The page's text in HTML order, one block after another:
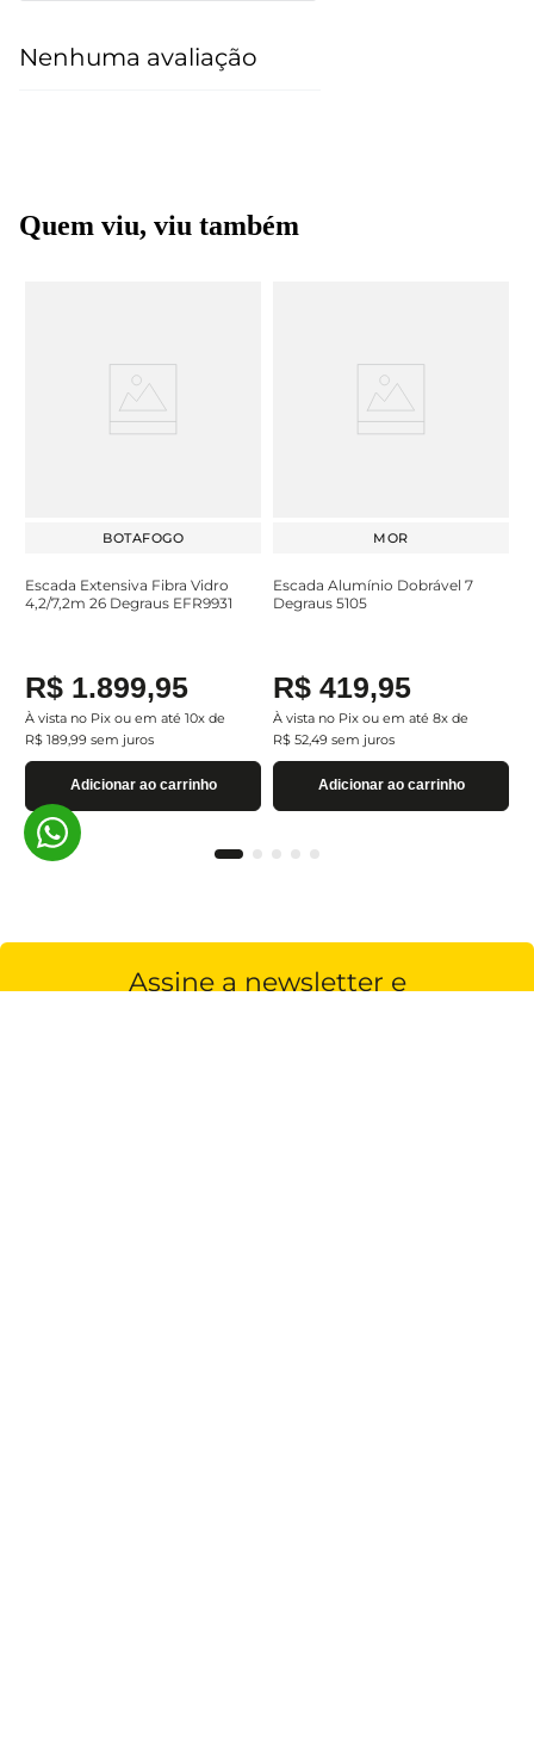
Nenhuma avaliação
Quem viu, viu também
BOTAFOGO
Escada Extensiva Fibra Vidro
4,2/7,2m 26 Degraus EFR9931
R$ 1.899,95
À vista no Pix ou em até 10x de
R$ 189,99 sem juros
Adicionar ao carrinho
MOR
Escada Alumínio Dobrável 7
Degraus 5105
R$ 419,95
À vista no Pix ou em até 8x de
R$ 52,49 sem juros
Adicionar ao carrinho
Assine a newsletter e